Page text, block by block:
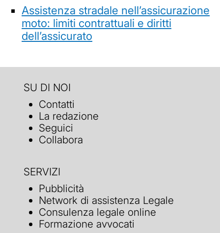
Assistenza stradale nell’assicurazione
moto: limiti contrattuali e diritti
dell’assicurato
SU DI NOI
Contatti
La redazione
Seguici
Collabora
SERVIZI
Pubblicità
Network di assistenza Legale
Consulenza legale online
Formazione avvocati